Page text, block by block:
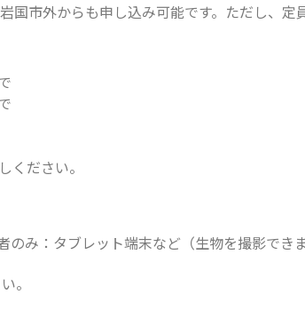
市外からも申し込み可能です。ただし、定
ださい。
み：タブレット端末など（生物を撮影できま
。